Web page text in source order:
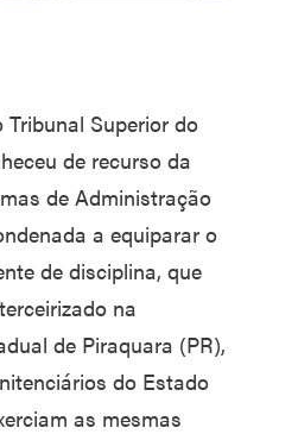
Tribunal Superior do
de recurso da
de Administração
a equiparar o
de disciplina, que
na
de Piraquara (PR),
do Estado
as mesmas